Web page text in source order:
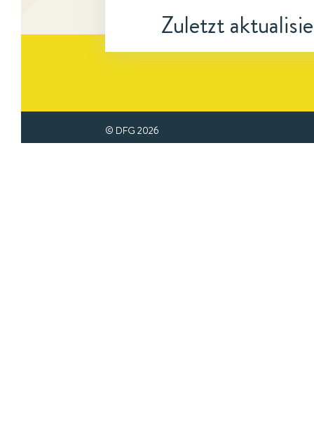
Zuletzt
© DFG 2026